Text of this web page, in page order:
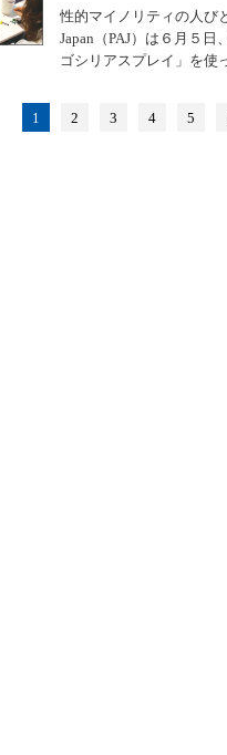
性的マイノリティの人び
Japan（PAJ）は６月５
ゴシリアスプレイ」を使
1 2 3 4 5